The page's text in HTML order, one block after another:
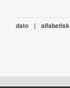
dato | alfabetisk